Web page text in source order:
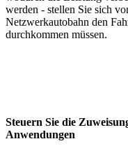
werden - stellen Sie sich
Netzwerkautobahn den
durchkommen müssen.
Steuern Sie die
Anwendungen